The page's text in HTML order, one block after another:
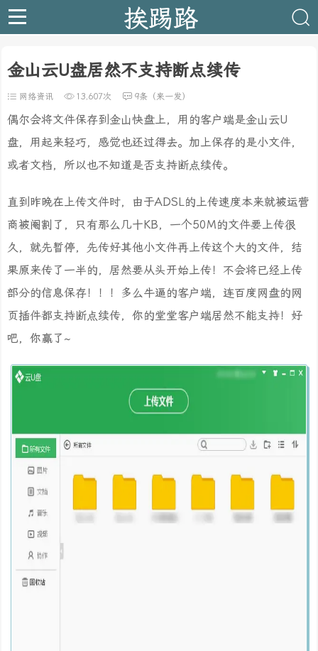
挨踢路
金山云U盘居然不支持断点续传
网络资讯 13,607次 9条（来一发）
偶尔会将文件保存到金山快盘上，用的客户端是金山云U
盘，用起来轻巧，感觉也还过得去。加上保存的是小文件，
或者文档，所以也不知道是否支持断点续传。
直到昨晚在上传文件时，由于ADSL的上传速度本来就被运营
商被阉割了，只有那么几十KB，一个50M的文件要上传很
久，就先暂停，先传好其他小文件再上传这个大的文件，结
果原来传了一半的，居然要从头开始上传！不会将已经上传
部分的信息保存！！！多么牛逼的客户端，连百度网盘的网
页插件都支持断点续传，你的堂堂客户端居然不能支持！好
吧，你赢了~